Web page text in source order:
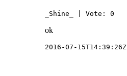
_Shine_ | Vote: 0
ok
2016-07-15T14:39:26Z